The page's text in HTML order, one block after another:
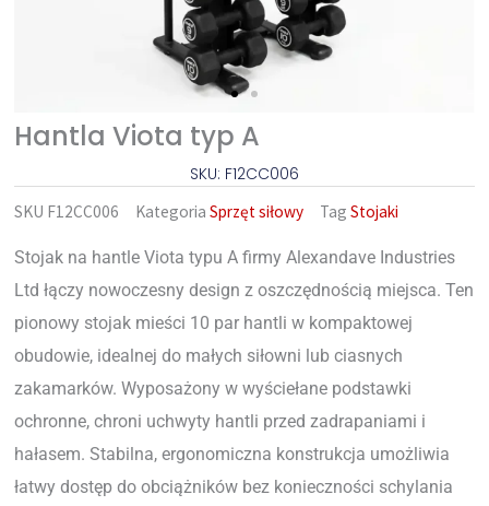
Hantla Viota typ A
SKU: F12CC006
SKU F12CC006 Kategoria Sprzęt siłowy Tag Stojaki
Stojak na hantle Viota typu A firmy Alexandave Industries
Ltd łączy nowoczesny design z oszczędnością miejsca. Ten
pionowy stojak mieści 10 par hantli w kompaktowej
obudowie, idealnej do małych siłowni lub ciasnych
zakamarków. Wyposażony w wyściełane podstawki
ochronne, chroni uchwyty hantli przed zadrapaniami i
hałasem. Stabilna, ergonomiczna konstrukcja umożliwia
łatwy dostęp do obciążników bez konieczności schylania